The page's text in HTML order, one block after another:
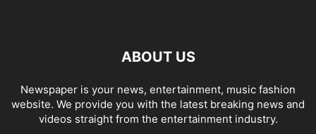
ABOUT US
Newspaper is your news, entertainment, music fashion
website. We provide you with the latest breaking news and
videos straight from the entertainment industry.